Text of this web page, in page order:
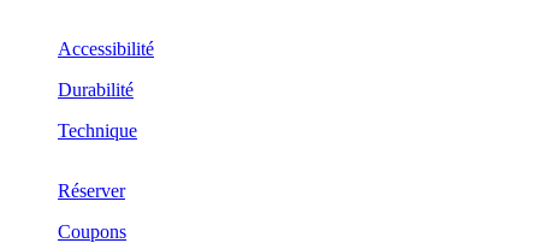
Accessibilité
Durabilité
Technique
Réserver
Coupons